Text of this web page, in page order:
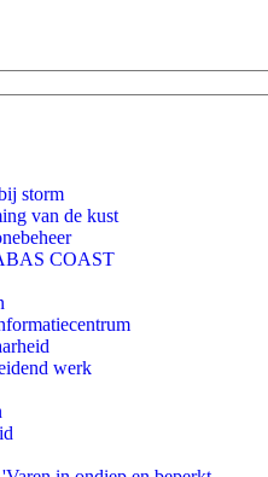
storm
van de kust
COAST
werk